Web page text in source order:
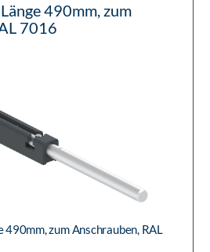
490mm, zum
7016
zum Anschrauben, RAL